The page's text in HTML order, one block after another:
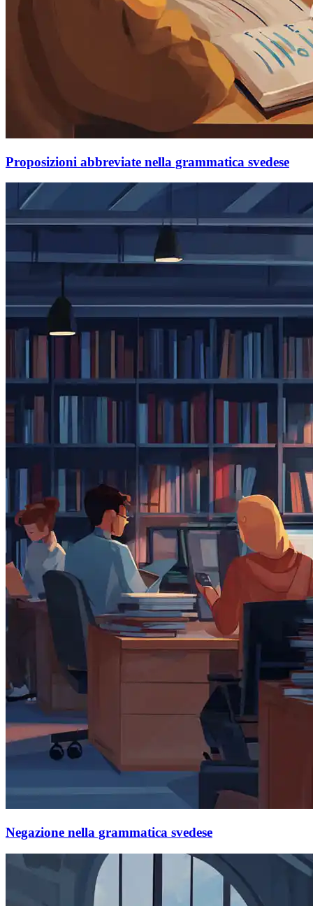
Proposizioni abbreviate nella grammatica svedese
Negazione nella grammatica svedese